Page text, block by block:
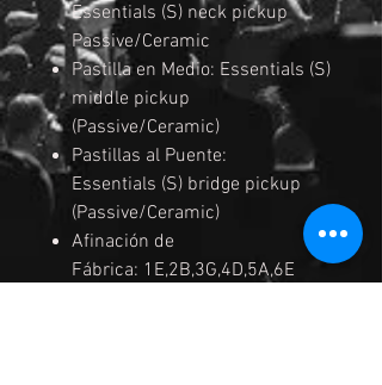
Essentials (S) neck pickup
Passive/Ceramic
Pastilla en Medio: Essentials (S)
middle pickup
(Passive/Ceramic)
Pastillas al Puente:
Essentials (S) bridge pickup
(Passive/Ceramic)
Afinación de
Fábrica: 1E,2B,3G,4D,5A,6E